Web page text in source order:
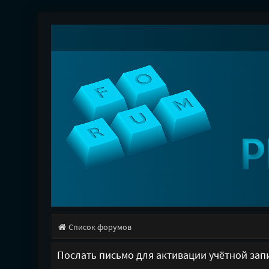
Список форумов
Послать письмо для активации учётной